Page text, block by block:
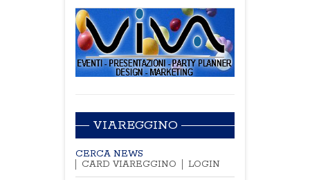
VIAREGGINO
CERCA NEWS
CARD VIAREGGINO
LOGIN